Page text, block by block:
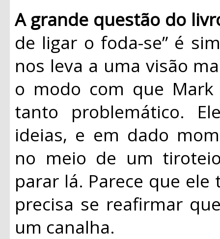
A grande questão do
de ligar o foda-se” é
nos leva a uma visão
o modo com que
tanto problemático.
ideias, e em dado
no meio de um
parar lá. Parece que
precisa se reafirmar
um canalha.